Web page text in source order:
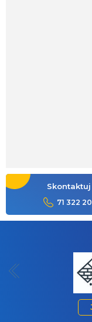
71 322